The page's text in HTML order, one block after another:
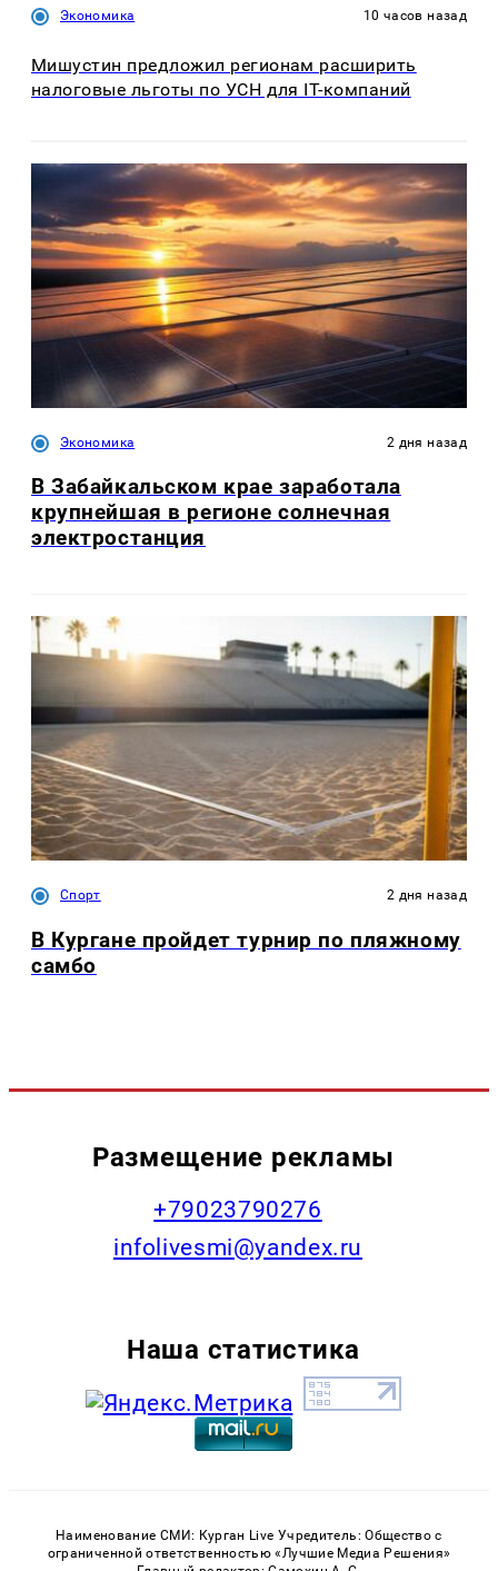
Экономика 10 часов назад
Мишустин предложил регионам расширить
налоговые льготы по УСН для IT-компаний
Экономика 2 дня назад
В Забайкальском крае заработала
крупнейшая в регионе солнечная
электростанция
Спорт 2 дня назад
В Кургане пройдет турнир по пляжному
самбо
Размещение рекламы
+79023790276
infolivesmi@yandex.ru
Наша статистика
Наименование СМИ: Курган Live Учредитель: Общество с
ограниченной ответственностью «Лучшие Медиа Решения»